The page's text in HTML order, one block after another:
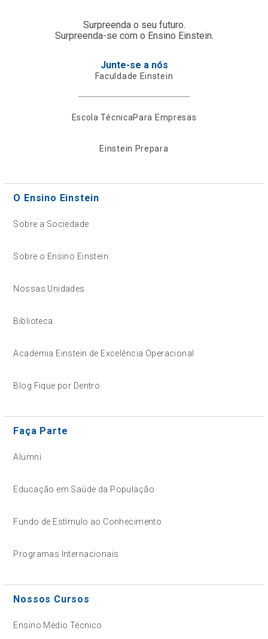
Surpreenda o seu futuro.
Surpreenda-se com o Ensino Einstein.
Junte-se a nós
Faculdade Einstein
Escola TécnicaPara Empresas
Einstein Prepara
O Ensino Einstein
Sobre a Sociedade
Sobre o Ensino Einstein
Nossas Unidades
Biblioteca
Academia Einstein de Excelência Operacional
Blog Fique por Dentro
Faça Parte
Alumni
Educação em Saúde da População
Fundo de Estímulo ao Conhecimento
Programas Internacionais
Nossos Cursos
Ensino Médio Técnico